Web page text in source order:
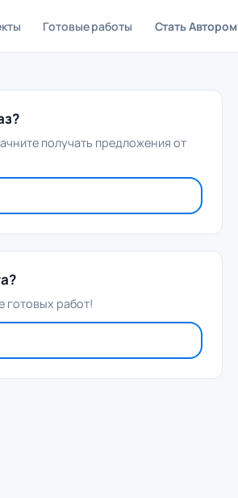
Готовые работы Стать Автором
получать предложения от
готовых работ!